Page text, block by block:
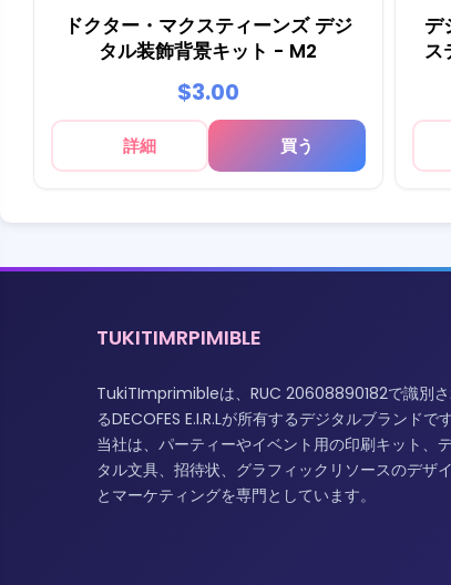
ドクター・マクスティーンズ デジ
タル装飾背景キット - M2
$3.00
詳細 買う
デ
ス
TUKITIMRPIMIBLE
TukiTImprimibleは、RUC 20608890182で識別
るDECOFES E.I.R.Lが所有するデジタルブランドです
当社は、パーティーやイベント用の印刷キット、
タル文具、招待状、グラフィックリソースのデザ
とマーケティングを専門としています。